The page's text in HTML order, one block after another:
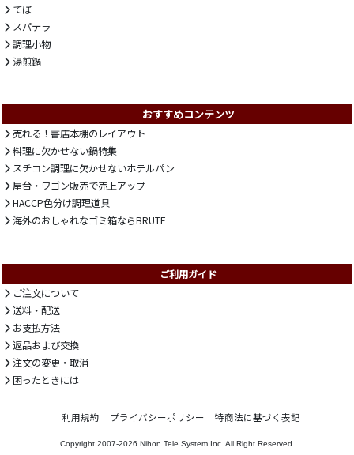
てぼ
スパテラ
調理小物
湯煎鍋
おすすめコンテンツ
売れる！書店本棚のレイアウト
料理に欠かせない鍋特集
スチコン調理に欠かせないホテルパン
屋台・ワゴン販売で売上アップ
HACCP色分け調理道具
海外のおしゃれなゴミ箱ならBRUTE
ご利用ガイド
ご注文について
送料・配送
お支払方法
返品および交換
注文の変更・取消
困ったときには
利用規約 プライバシーポリシー 特商法に基づく表記
Copyright 2007-2026 Nihon Tele System Inc. All Right Reserved.